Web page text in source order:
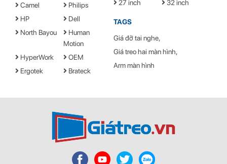
Camel
Philips
HP
Dell
North Bayou
Human
Motion
HyperWork
OEM
Ergotek
Brateck
27 inch
32 inch
TAGS
Giá đỡ tai nghe
Giá treo hai màn hình
Arm màn hình